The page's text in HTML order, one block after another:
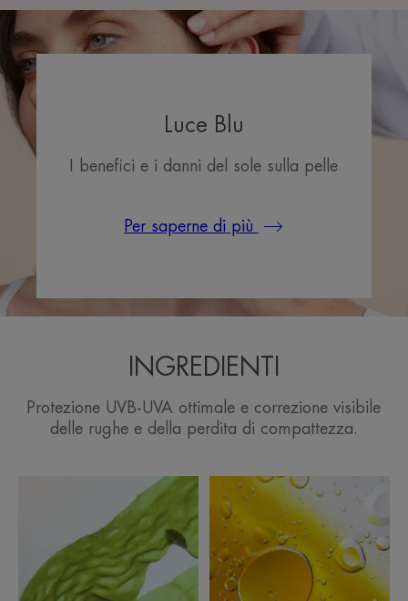
Luce Blu
I benefici e i danni del sole sulla pelle
Per saperne di più
INGREDIENTI
Protezione UVB-UVA ottimale e correzione visibile
delle rughe e della perdita di compattezza.